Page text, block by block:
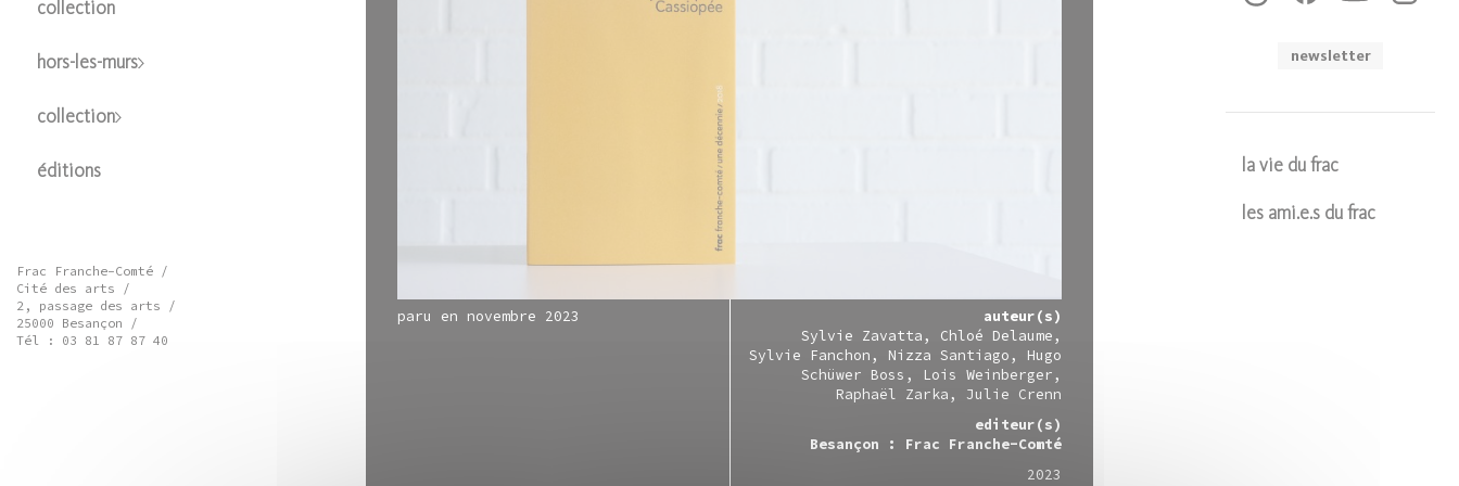
collection
hors-les-murs
collection
éditions
Frac Franche-Comté /
Cité des arts /
2, passage des arts /
25000 Besançon /
Tél : 03 81 87 87 40
newsletter
la vie du frac
les ami.e.s du frac
paru en novembre 2023
auteur(s)
Sylvie Zavatta
Chloé Delaume
Sylvie Fanchon
Nizza Santiago
Hugo
Schüwer Boss
Lois Weinberger
Raphaël Zarka
Julie Crenn
editeur(s)
Besançon : Frac Franche-Comté
2023